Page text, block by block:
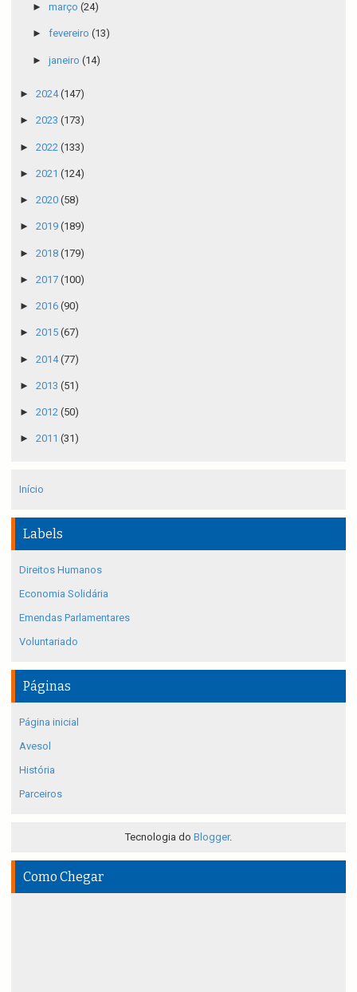
► março (24)
► fevereiro (13)
► janeiro (14)
► 2024(147)
► 2023 (173)
► 2022 (133)
► 2021 (124)
► 2020 (58)
► 2019 (189)
► 2018 (179)
► 2017 (100)
► 2016 (90)
► 2015 (67)
► 2014(77)
► 2013 (51)
► 2012 (50)
► 2011 (31)
Início
Labels
Direitos Humanos
Economia Solidária
Emendas Parlamentares
Voluntariado
Páginas
Página inicial
Avesol
História
Parceiros
Tecnologia do Blogger.
Como Chegar